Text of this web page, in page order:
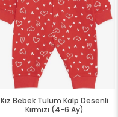
Kız Bebek Tulum Kalp Desenli
Kırmızı (4-6 Ay)